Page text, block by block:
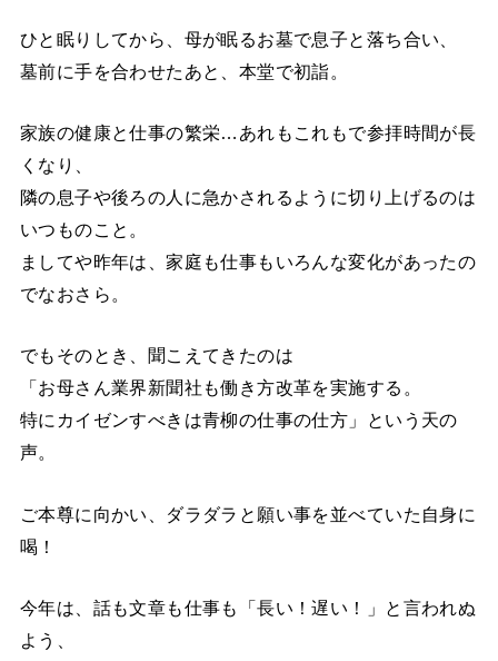
ひと眠りしてから、母が眠るお墓で息子と落ち合い、
墓前に手を合わせたあと、本堂で初詣。
家族の健康と仕事の繁栄…あれもこれもで参拝時間が長
くなり、
隣の息子や後ろの人に急かされるように切り上げるのは
いつものこと。
ましてや昨年は、家庭も仕事もいろんな変化があったの
でなおさら。
でもそのとき、聞こえてきたのは
「お母さん業界新聞社も働き方改革を実施する。
特にカイゼンすべきは青柳の仕事の仕方」という天の
声。
ご本尊に向かい、ダラダラと願い事を並べていた自身に
喝！
今年は、話も文章も仕事も「長い！遅い！」と言われぬ
よう、